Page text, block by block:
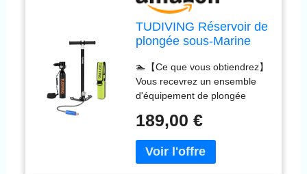
TUDIVING Réservoir de
plongée sous-Marine
d'oxygène Portable
réutilisable, équipement
de plongée prenant en
Charge 5 à 10 Minutes
de Respiration sous-
Marine (S300PLUS B1-
Black)
🏊【Ce que vous obtiendrez】
Vous recevrez un ensemble
d'équipement de plongée
combinaison correspondante
de chaque ensemble est
différente, veuillez vous
référer à l'image principale
189,00 €